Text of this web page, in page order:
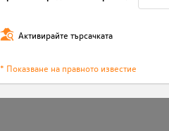
Активирайте търсачката
* Показване на правното известие